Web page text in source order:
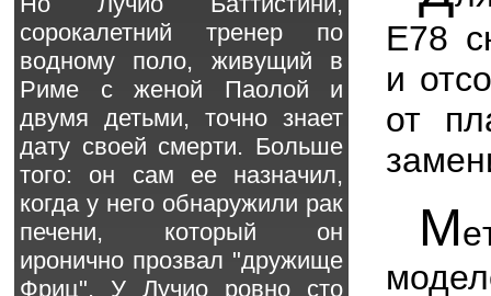
E78
и
от
М
сорокалетний тренер по
водному поло, живущий в
Риме с женой Паолой и
двумя детьми, точно знает
дату своей смерти. Больше
того: он сам ее назначил,
когда у него обнаружили рак
печени, который он
иронично прозвал "дружище
Фриц". У Лучио ровно сто